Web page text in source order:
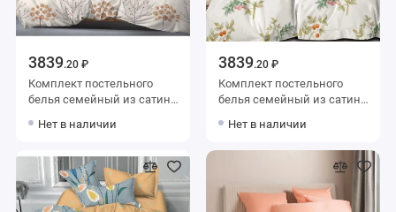
3839.20 ₽
Комплект постельного
белья семейный из сатина
Деревья Luxor
Нет в наличии
3839.20 ₽
Комплект постельного
белья семейный из сатина
Растения Kuzina
Нет в наличии